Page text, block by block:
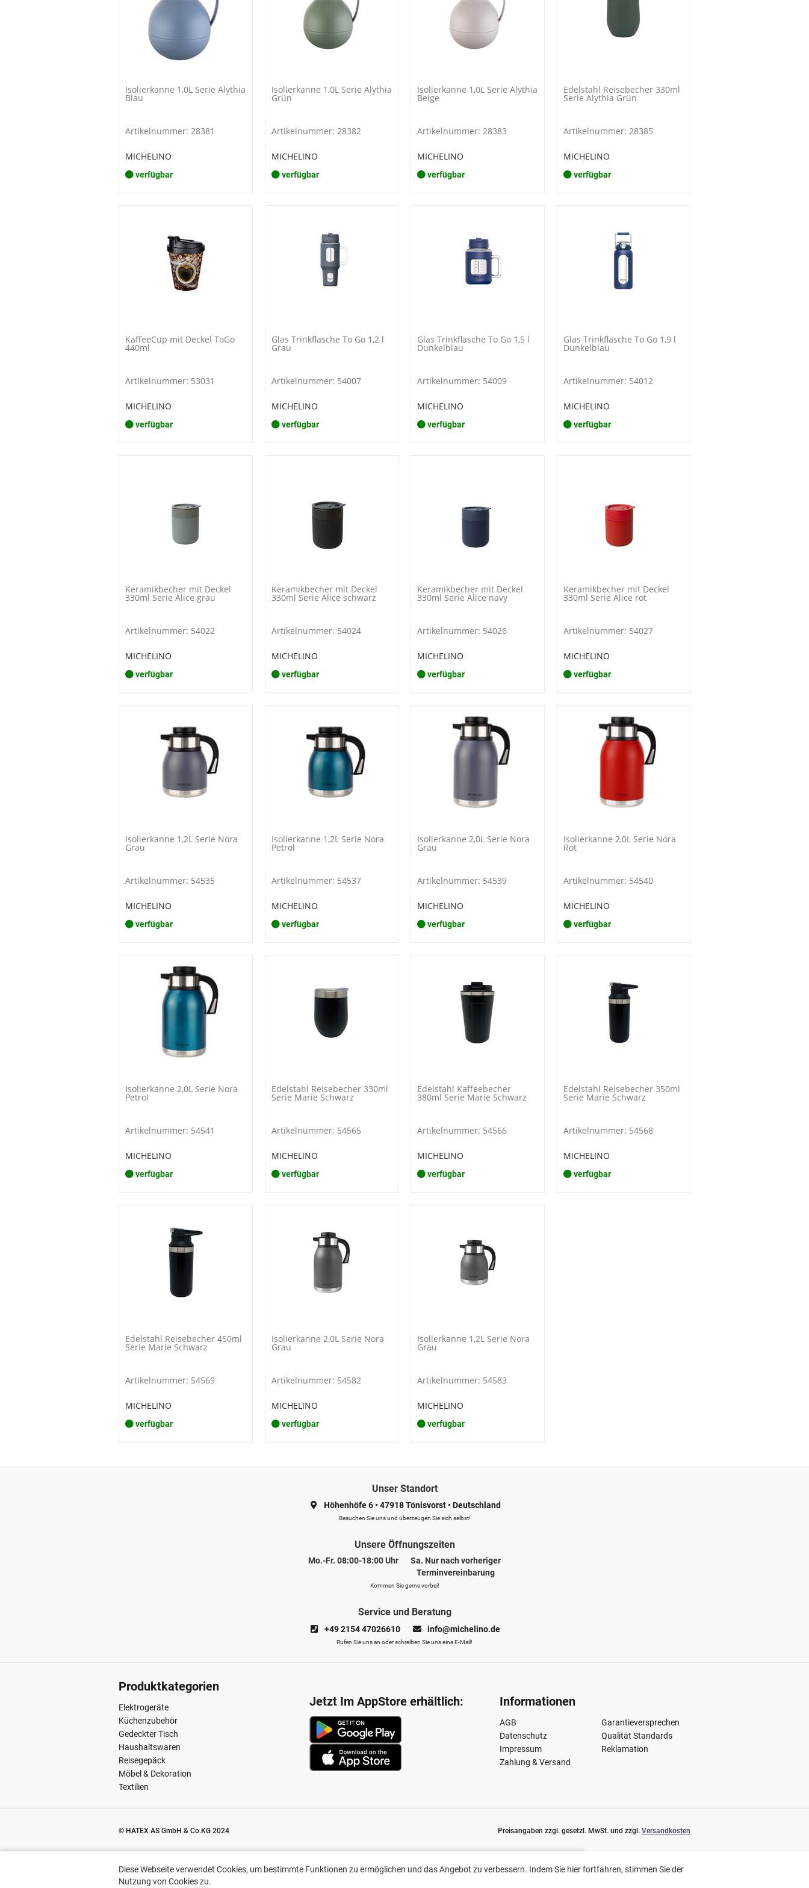
Isolierkanne 1,0L Serie Alythia
Blau
Artikelnummer: 28381
MICHELINO
verfügbar
Isolierkanne 1,0L Serie Alythia
Grün
Artikelnummer: 28382
MICHELINO
verfügbar
Isolierkanne 1,0L Serie Alythia
Beige
Artikelnummer: 28383
MICHELINO
verfügbar
Edelstahl Reisebecher 330ml
Serie Alythia Grün
Artikelnummer: 28385
MICHELINO
verfügbar
KaffeeCup mit Deckel ToGo
440ml
Artikelnummer: 53031
MICHELINO
verfügbar
Glas Trinkflasche To Go 1,2 l
Grau
Artikelnummer: 54007
MICHELINO
verfügbar
Glas Trinkflasche To Go 1,5 l
Dunkelblau
Artikelnummer: 54009
MICHELINO
verfügbar
Glas Trinkflasche To Go 1,9 l
Dunkelblau
Artikelnummer: 54012
MICHELINO
verfügbar
Keramikbecher mit Deckel
330ml Serie Alice grau
Artikelnummer: 54022
MICHELINO
verfügbar
Keramikbecher mit Deckel
330ml Serie Alice schwarz
Artikelnummer: 54024
MICHELINO
verfügbar
Keramikbecher mit Deckel
330ml Serie Alice navy
Artikelnummer: 54026
MICHELINO
verfügbar
Keramikbecher mit Deckel
330ml Serie Alice rot
Artikelnummer: 54027
MICHELINO
verfügbar
Isolierkanne 1,2L Serie Nora
Grau
Artikelnummer: 54535
MICHELINO
verfügbar
Isolierkanne 1,2L Serie Nora
Petrol
Artikelnummer: 54537
MICHELINO
verfügbar
Isolierkanne 2,0L Serie Nora
Grau
Artikelnummer: 54539
MICHELINO
verfügbar
Isolierkanne 2,0L Serie Nora
Rot
Artikelnummer: 54540
MICHELINO
verfügbar
Isolierkanne 2,0L Serie Nora
Petrol
Artikelnummer: 54541
MICHELINO
verfügbar
Edelstahl Reisebecher 330ml
Serie Marie Schwarz
Artikelnummer: 54565
MICHELINO
verfügbar
Edelstahl Kaffeebecher
380ml Serie Marie Schwarz
Artikelnummer: 54566
MICHELINO
verfügbar
Edelstahl Reisebecher 350ml
Serie Marie Schwarz
Artikelnummer: 54568
MICHELINO
verfügbar
Edelstahl Reisebecher 450ml
Serie Marie Schwarz
Artikelnummer: 54569
MICHELINO
verfügbar
Isolierkanne 2,0L Serie Nora
Grau
Artikelnummer: 54582
MICHELINO
verfügbar
Isolierkanne 1,2L Serie Nora
Grau
Artikelnummer: 54583
MICHELINO
verfügbar
Unser Standort
Höhenhöfe 6 •47918 Tönisvorst •Deutschland
Besuchen Sie uns und überzeugen Sie sich selbst!
Unsere Öffnungszeiten
Mo.-Fr. 08:00-18:00 Uhr
Sa. Nur nach vorheriger
Terminvereinbarung
Kommen Sie gerne vorbei!
Service und Beratung
+49 2154 47026610 info@michelino.de
Rufen Sie uns an oder schreiben Sie uns eine E-Mail!
Produktkategorien
Elektrogeräte
Küchenzubehör
Gedeckter Tisch
Haushaltswaren
Reisegepäck
Möbel & Dekoration
Textilien
Jetzt Im AppStore erhältlich: Informationen
AGB
Datenschutz
Impressum
Zahlung & Versand
Garantieversprechen
Qualität Standards
Reklamation
© HATEX AS GmbH & Co.KG 2024 Preisangaben zzgl. gesetzl. MwSt. und zzgl. Versandkosten
Diese Webseite verwendet Cookies, um bestimmte Funktionen zu ermöglichen und das Angebot zu verbessern. Indem Sie hier fortfahren, stimmen Sie der
Nutzung von Cookies zu.
Diese Webseite verwendet Cookies, um bestimmte Funktionen zu ermöglichen und das Angebot zu verbessern. Indem Sie hier fortfahren, stimmen Sie der